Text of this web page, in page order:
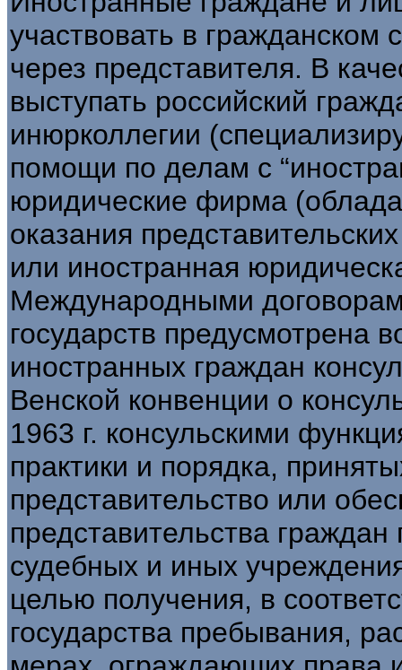
участвовать в гражданском
через представителя. В
выступать российский
инюрколлегии
помощи по делам с
юридические фирма
оказания
или иностранная
Международными
государств предусмотрена
иностранных граждан
Венской конвенции о
1963 г. консульскими
практики и порядка,
представительство или
представительства граждан
судебных и иных
целью получения, в
государства пребывания,